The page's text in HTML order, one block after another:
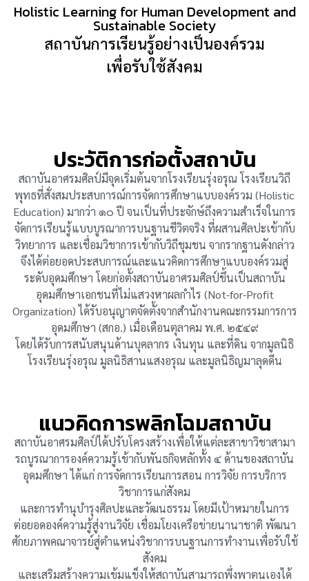
Holistic Learning for Human Development and
Sustainable Society
สถาบันการเรียนรู้อย่างเป็นองค์รวม
เพื่อรับใช้สังคม
ประวัติการก่อตั้งสถาบัน
สถาบันอาศรมศิลป์มีจุดเริ่มต้นจากโรงเรียนรุ่งอรุณ โรงเรียนวิถี
พุทธที่สั่งสมประสบการณ์การจัดการศึกษาแบบองค์รวม (Holistic
Education) มากว่า ๑๐ ปี จนเป็นที่ประจักษ์ถึงความสำเร็จในการ
จัดการเรียนรู้แบบบูรณาการบนฐานชีวิตจริง ที่ผสานศิลปะเข้ากับ
วิทยาการ และเชื่อมวิชาการเข้ากับวิถีชุมชน จากรากฐานดังกล่าว
จึงได้ต่อยอดประสบการณ์และแนวคิดการศึกษาแบบองค์รวมสู่
ระดับอุดมศึกษา โดยก่อตั้งสถาบันอาศรมศิลป์ขึ้นเป็นสถาบัน
อุดมศึกษาเอกชนที่ไม่แสวงหาผลกำไร (Not-for-Profit
Organization) ได้รับอนุญาตจัดตั้งจากสำนักงานคณะกรรมการการ
อุดมศึกษา (สกอ.) เมื่อเดือนตุลาคม พ.ศ. ๒๕๔๙
โดยได้รับการสนับสนุนด้านบุคลากร เงินทุน และที่ดิน จากมูลนิธิ
โรงเรียนรุ่งอรุณ มูลนิธิสานแสงอรุณ และมูลนิธิญมาลุดดีน
แนวคิดการพลิกโฉมสถาบัน
สถาบันอาศรมศิลป์ได้ปรับโครงสร้างเพื่อให้แต่ละสาขาวิชาสามา
รถบูรณาการองค์ความรู้เข้ากับพันธกิจหลักทั้ง ๔ ด้านของสถาบัน
อุดมศึกษา ได้แก่ การจัดการเรียนการสอน การวิจัย การบริการ
วิชาการแก่สังคม
และการทำนุบำรุงศิลปะและวัฒนธรรม โดยมีเป้าหมายในการ
ต่อยอดองค์ความรู้สู่งานวิจัย เชื่อมโยงเครือข่ายนานาชาติ พัฒนา
ศักยภาพคณาจารย์สู่ตำแหน่งวิชาการบนฐานการทำงานเพื่อรับใช้
สังคม
และเสริมสร้างความเข้มแข็งให้สถาบันสามารถพึ่งพาตนเองได้